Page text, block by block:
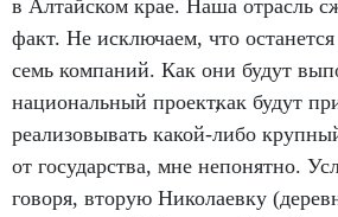
в Алтайском крае. Наша отрасль
факт. Не исключаем, что
семь компаний. Как они будут
национальный проект,как будут
реализовывать какой-либо
от государства, мне непонятно.
говоря, вторую Николаевку (